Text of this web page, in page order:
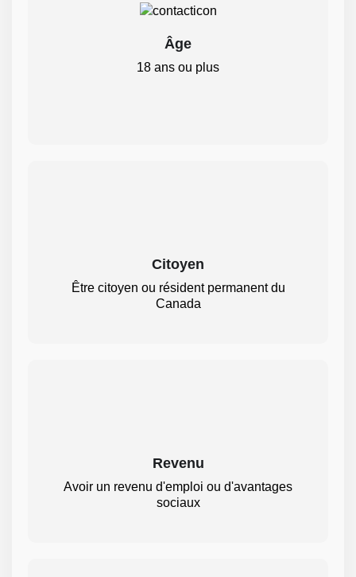
Âge
18 ans ou plus
Citoyen
Être citoyen ou résident permanent du
Canada
Revenu
Avoir un revenu d'emploi ou d'avantages
sociaux